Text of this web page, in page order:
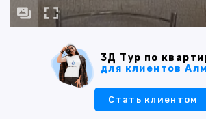
3Д Тур по
для клиентов
Стать клиентом